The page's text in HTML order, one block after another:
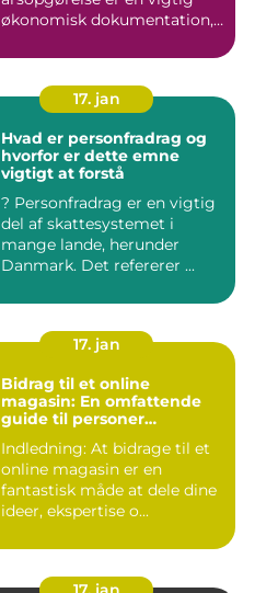
økonomisk dokumentation,
17. jan
Hvad er personfradrag og
hvorfor er dette emne
vigtigt at forstå
? Personfradrag er en vigtig
del af skattesystemet i
mange lande, herunder
Danmark. Det refererer ...
17. jan
Bidrag til et online
magasin: En omfattende
guide til personer
online publikationer
Indledning: At bidrage til et
online magasin er en
fantastisk måde at dele dine
ideer, ekspertise o...